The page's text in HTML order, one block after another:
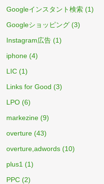
Googleインスタント検索 (1)
Googleショッピング (3)
Instagram広告 (1)
iphone (4)
LIC (1)
Links for Good (3)
LPO (6)
markezine (9)
overture (43)
overture,adwords (10)
plus1 (1)
PPC (2)